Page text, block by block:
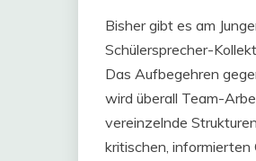
Bisher gibt es am
Schülersprecher-
Das Aufbegehren
wird überall Team-
vereinzelnde
kritischen, informierten